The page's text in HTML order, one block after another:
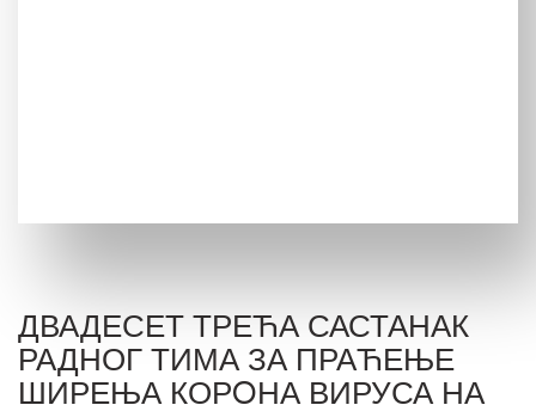
ДВАДЕСЕТ ТРЕЋА САСТАНАК
РАДНОГ ТИМА ЗА ПРАЋЕЊЕ
ШИРЕЊА КОРOНА ВИРУСА НА